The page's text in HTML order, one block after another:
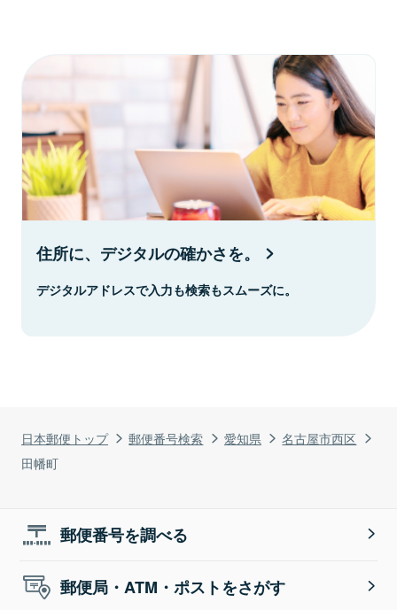
日本郵便トップ 郵便番号検索 愛知県
名古屋市西区
田幡町
住所に、デジタルの確かさを。
デジタルアドレスで入力も検索もスムーズに。
郵便番号を調べる
郵便局・ATM・ポストをさがす